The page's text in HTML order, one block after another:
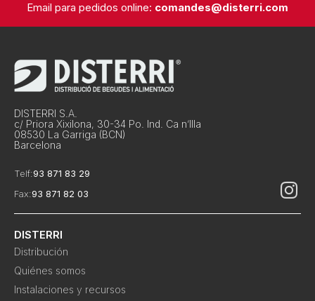
Email para pedidos online: comandes@disterri.com
DISTERRI S.A.
c/ Priora Xixilona, 30-34 Po. Ind. Ca n’Illa
08530 La Garriga (BCN)
Barcelona
Telf:93 871 83 29
Fax:93 871 82 03
DISTERRI
Distribución
Quiénes somos
Instalaciones y recursos